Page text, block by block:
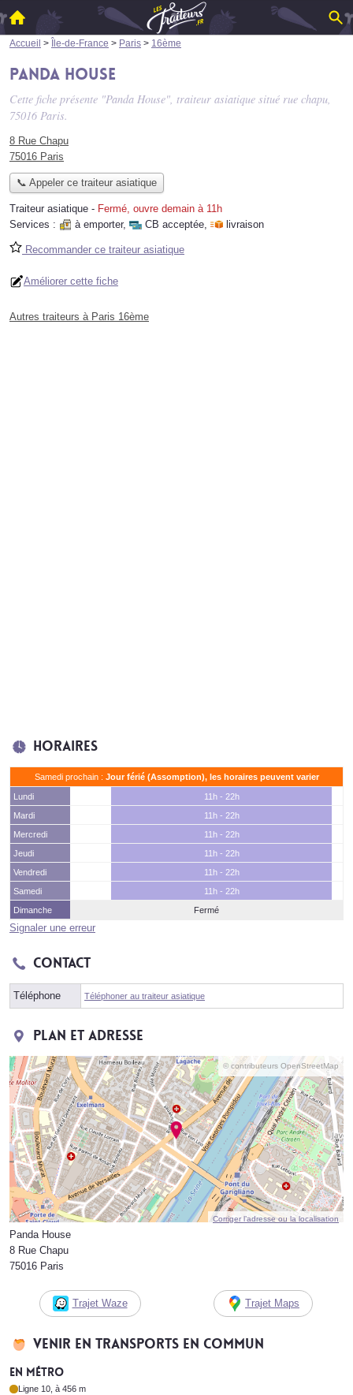
Accueil > Île-de-France > Paris > 16ème
Panda House
Cette fiche présente "Panda House", traiteur asiatique situé rue chapu,
75016 Paris.
8 Rue Chapu
75016 Paris
📞 Appeler ce traiteur asiatique
Traiteur asiatique - Fermé, ouvre demain à 11h
Services :
à emporter, CB acceptée, livraison
Recommander ce traiteur asiatique
Améliorer cette fiche
Autres traiteurs à Paris 16ème
Horaires
Samedi prochain : Jour férié (Assomption), les horaires peuvent varier
Lundi
11h - 22h
Mardi
11h - 22h
Mercredi
11h - 22h
Jeudi
11h - 22h
Vendredi
11h - 22h
Samedi
11h - 22h
Dimanche
Fermé
Signaler une erreur
Contact
Téléphone Téléphoner au traiteur asiatique
Plan et adresse
© contributeurs OpenStreetMap
Corriger l’adresse ou la localisation
Panda House
8 Rue Chapu
75016 Paris
Trajet Waze Trajet Maps
Venir en transports en commun
En métro
Ligne 10, à 456 m